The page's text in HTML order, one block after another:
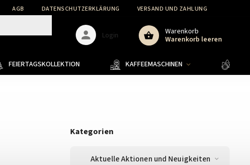
AGB DATENSCHUTZERKLÄRUNG VERSAND UND ZAHLUNG
Warenkorb
Warenkorb leeren
Login
FEIERTAGSKOLLEKTION KAFFEEMASCHINEN
Kategorien
Aktuelle Aktionen und Neuigkeiten